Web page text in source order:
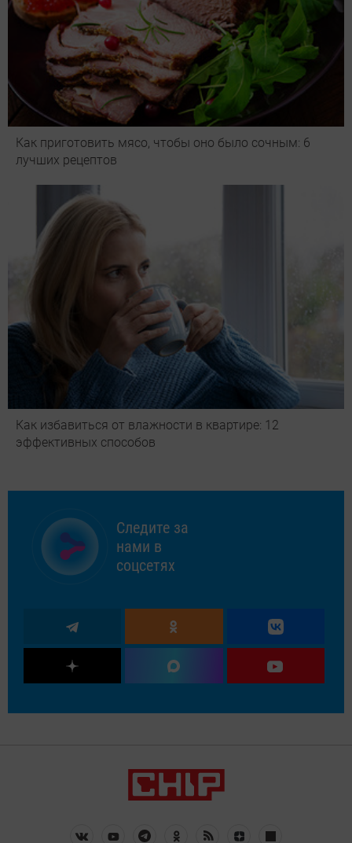
Как приготовить мясо, чтобы оно было сочным: 6
лучших рецептов
Как избавиться от влажности в квартире: 12
эффективных способов
Следите за
нами в
соцсетях